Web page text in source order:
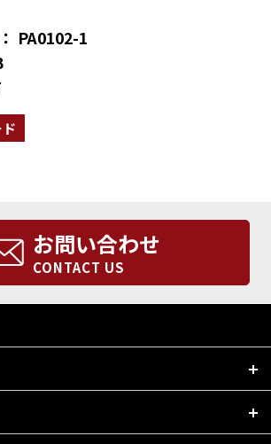
PA0102-1
お問い合わせ
CONTACT US